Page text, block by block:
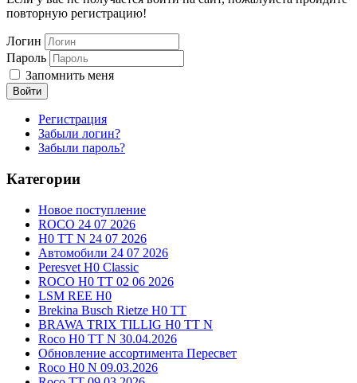
повторную регистрацию!
Логин
Пароль
Запомнить меня
Войти
Регистрация
Забыли логин?
Забыли пароль?
Категории
Новое поступление
ROCO 24 07 2026
H0 TT N 24 07 2026
Автомобили 24 07 2026
Peresvet H0 Classic
ROCO H0 TT 02 06 2026
LSM REE H0
Brekina Busch Rietze H0 TT
BRAWA TRIX TILLIG H0 TT N
Roco H0 TT N 30.04.2026
Обновление ассортимента Пересвет
Roco H0 N 09.03.2026